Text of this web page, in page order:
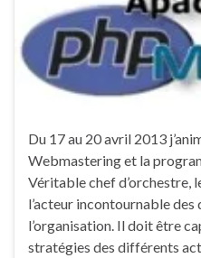
Du 17 au 20 avril 2013
Webmastering et la
Véritable chef d’orchestre,
l’acteur incontournable
l’organisation. Il doit être
stratégies des différents